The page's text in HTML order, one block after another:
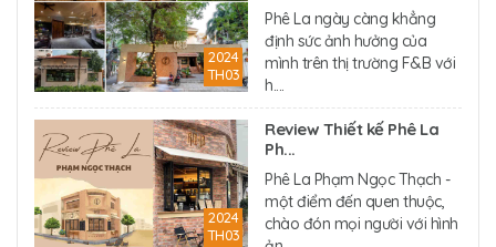
2024
TH03
Phê La ngày càng khẳng
định sức ảnh hưởng của
mình trên thị trường F&B với
h....
2024
TH03
Review Thiết kế Phê La
Ph...
Phê La Phạm Ngọc Thạch -
một điểm đến quen thuộc,
chào đón mọi người với hình